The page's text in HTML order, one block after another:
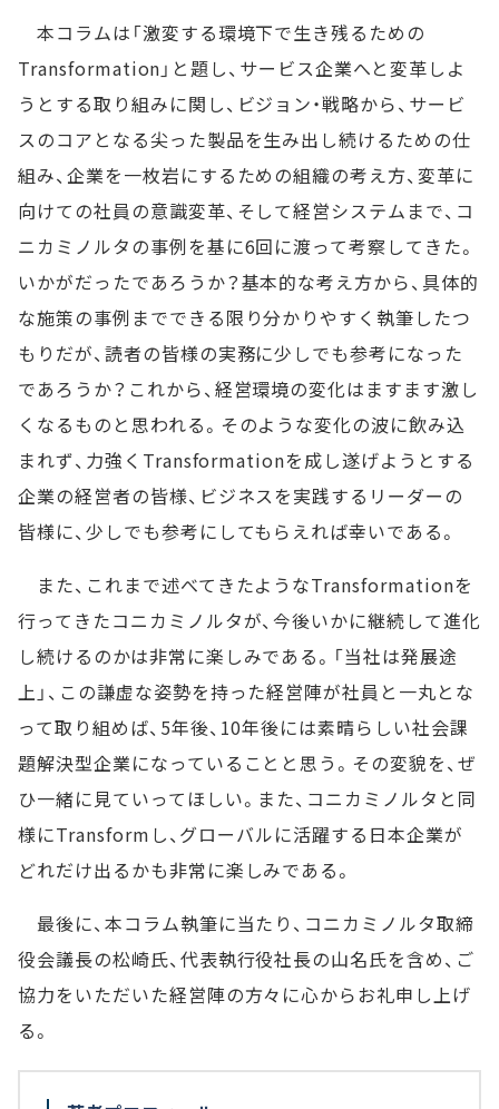
本コラムは「激変する環境下で生き残るための
Transformation」と題し、サービス企業へと変革しよ
うとする取り組みに関し、ビジョン・戦略から、サービ
スのコアとなる尖った製品を生み出し続けるための仕
組み、企業を一枚岩にするための組織の考え方、変革に
向けての社員の意識変革、そして経営システムまで、コ
ニカミノルタの事例を基に6回に渡って考察してきた。
いかがだったであろうか？基本的な考え方から、具体的
な施策の事例までできる限り分かりやすく執筆したつ
もりだが、読者の皆様の実務に少しでも参考になった
であろうか？これから、経営環境の変化はますます激し
くなるものと思われる。そのような変化の波に飲み込
まれず、力強くTransformationを成し遂げようとする
企業の経営者の皆様、ビジネスを実践するリーダーの
皆様に、少しでも参考にしてもらえれば幸いである。
また、これまで述べてきたようなTransformationを
行ってきたコニカミノルタが、今後いかに継続して進化
し続けるのかは非常に楽しみである。「当社は発展途
上」、この謙虚な姿勢を持った経営陣が社員と一丸とな
って取り組めば、5年後、10年後には素晴らしい社会課
題解決型企業になっていることと思う。その変貌を、ぜ
ひ一緒に見ていってほしい。また、コニカミノルタと同
様にTransformし、グローバルに活躍する日本企業が
どれだけ出るかも非常に楽しみである。
最後に、本コラム執筆に当たり、コニカミノルタ取締
役会議長の松崎氏、代表執行役社長の山名氏を含め、ご
協力をいただいた経営陣の方々に心からお礼申し上げ
る。